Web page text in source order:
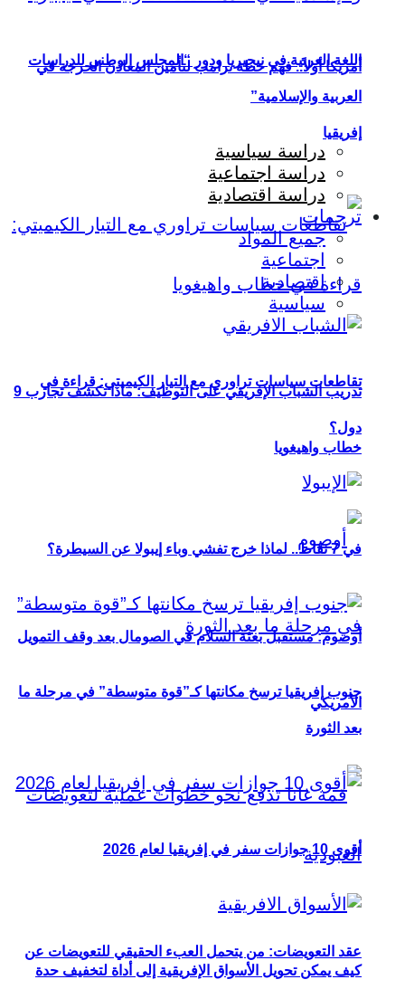
أمريكا أولاً.. فهم خطة ترامب لتأمين المعادن الحرجة في
إفريقيا
تقاطعات سياسات تراوري مع التيار الكيميتي: قراءة في
خطاب واهيغويا
أوصوم: مستقبل بعثة السلام في الصومال بعد وقف التمويل
الأمريكي
عقد التعويضات: من يتحمل العبء الحقيقي للتعويضات عن
اللغة العربية في نيجيريا ودور “المجلس الوطني للدراسات
العربية والإسلامية”
دراسة سياسية
دراسة اجتماعية
دراسة اقتصادية
ترجمات
جميع المواد
اجتماعية
اقتصادية
سياسية
تدريب الشباب الإفريقي على التوظيف: ماذا تكشف تجارب 9
دول؟
في 7 نقاط.. لماذا خرج تفشي وباء إيبولا عن السيطرة؟
جنوب إفريقيا ترسخ مكانتها كـ”قوة متوسطة” في مرحلة ما
بعد الثورة
أقوى 10 جوازات سفر في إفريقيا لعام 2026
كيف يمكن تحويل الأسواق الإفريقية إلى أداة لتخفيف حدة